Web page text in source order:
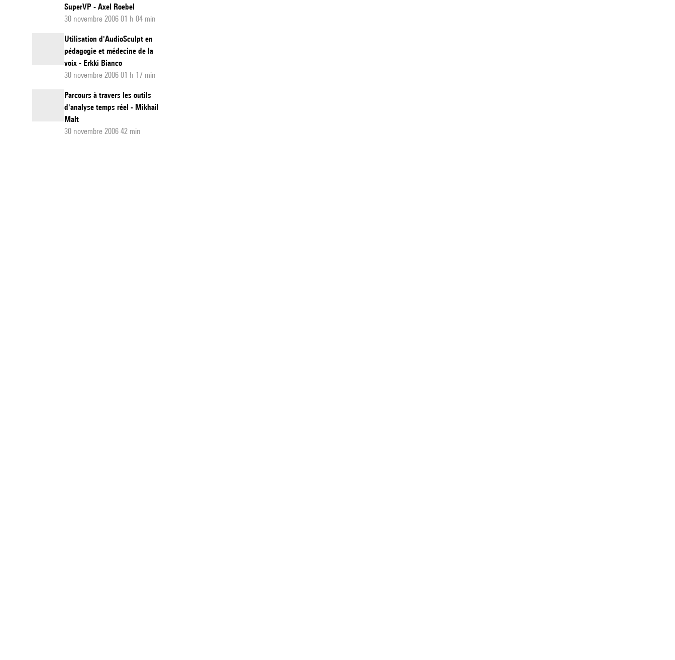
SuperVP - Axel Roebel
30 novembre 2006 01 h 04 min
Utilisation d'AudioSculpt en
pédagogie et médecine de la
voix - Erkki Bianco
30 novembre 2006 01 h 17 min
Parcours à travers les outils
d'analyse temps réel - Mikhail
Malt
30 novembre 2006 42 min